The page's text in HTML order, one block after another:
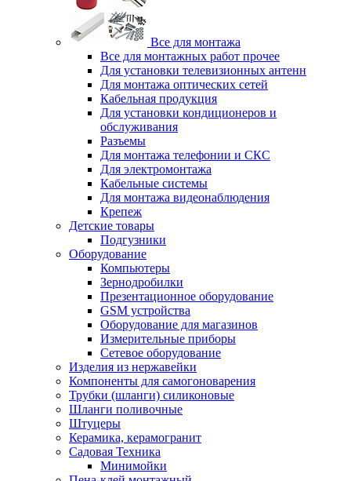
Все для монтажа
Все для монтажных работ прочее
Для установки телевизионных антенн
Для монтажа оптических сетей
Кабельная продукция
Для установки кондиционеров и
обслуживания
Разъемы
Для монтажа телефонии и СКС
Для электромонтажа
Кабельные системы
Для монтажа видеонаблюдения
Крепеж
Детские товары
Подгузники
Оборудование
Компьютеры
Зернодробилки
Презентационное оборудование
GSM устройства
Оборудование для магазинов
Измерительные приборы
Сетевое оборудование
Изделия из нержавейки
Компоненты для самогоноварения
Трубки (шланги) силиконовые
Шланги поливочные
Штуцеры
Керамика, керамогранит
Садовая Техника
Минимойки